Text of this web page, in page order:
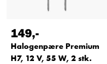
149,-
Halogenpære Premium
H7, 12 V, 55 W, 2 stk.